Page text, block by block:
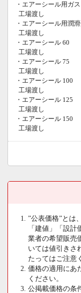
・エアーシール用ガ
工場渡し
・エアーシール用潤滑
工場渡し
・エアーシール 60
工場渡し
・エアーシール 75
工場渡し
・エアーシール 100
工場渡し
・エアーシール 125
工場渡し
・エアーシール 150
工場渡し
”公表価格”とは
「建値」「設
業者の希望販
いては値引きさ
たってはご注意
価格の適用にあ
ください。
公掲載価格の条